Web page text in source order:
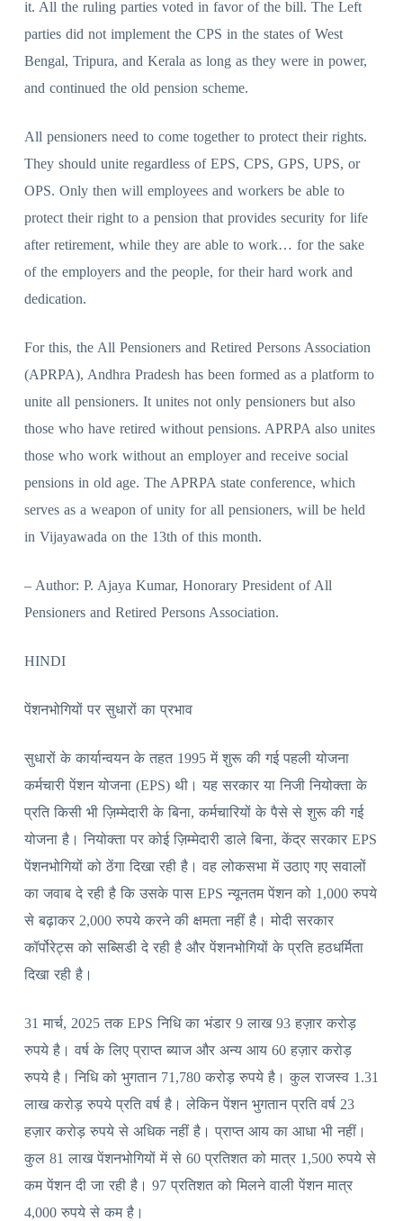
it. All the ruling parties voted in favor of the bill. The Left
parties did not implement the CPS in the states of West
Bengal, Tripura, and Kerala as long as they were in power,
and continued the old pension scheme.
All pensioners need to come together to protect their rights.
They should unite regardless of EPS, CPS, GPS, UPS, or
OPS. Only then will employees and workers be able to
protect their right to a pension that provides security for life
after retirement, while they are able to work… for the sake
of the employers and the people, for their hard work and
dedication.
For this, the All Pensioners and Retired Persons Association
(APRPA), Andhra Pradesh has been formed as a platform to
unite all pensioners. It unites not only pensioners but also
those who have retired without pensions. APRPA also unites
those who work without an employer and receive social
pensions in old age. The APRPA state conference, which
serves as a weapon of unity for all pensioners, will be held
in Vijayawada on the 13th of this month.
– Author: P. Ajaya Kumar, Honorary President of All
Pensioners and Retired Persons Association.
HINDI
पेंशनभोगियों पर सुधारों का प्रभाव
सुधारों के कार्यान्वयन के तहत 1995 में शुरू की गई पहली योजना
कर्मचारी पेंशन योजना (EPS) थी। यह सरकार या निजी नियोक्ता के
प्रति किसी भी ज़िम्मेदारी के बिना, कर्मचारियों के पैसे से शुरू की गई
योजना है। नियोक्ता पर कोई ज़िम्मेदारी डाले बिना, केंद्र सरकार EPS
पेंशनभोगियों को ठेंगा दिखा रही है। वह लोकसभा में उठाए गए सवालों
का जवाब दे रही है कि उसके पास EPS न्यूनतम पेंशन को 1,000 रुपये
से बढ़ाकर 2,000 रुपये करने की क्षमता नहीं है। मोदी सरकार
कॉर्पोरेट्स को सब्सिडी दे रही है और पेंशनभोगियों के प्रति हठधर्मिता
दिखा रही है।
31 मार्च, 2025 तक EPS निधि का भंडार 9 लाख 93 हज़ार करोड़
रुपये है। वर्ष के लिए प्राप्त ब्याज और अन्य आय 60 हज़ार करोड़
रुपये है। निधि को भुगतान 71,780 करोड़ रुपये है। कुल राजस्व 1.31
लाख करोड़ रुपये प्रति वर्ष है। लेकिन पेंशन भुगतान प्रति वर्ष 23
हज़ार करोड़ रुपये से अधिक नहीं है। प्राप्त आय का आधा भी नहीं।
कुल 81 लाख पेंशनभोगियों में से 60 प्रतिशत को मात्र 1,500 रुपये से
कम पेंशन दी जा रही है। 97 प्रतिशत को मिलने वाली पेंशन मात्र
4,000 रुपये से कम है।